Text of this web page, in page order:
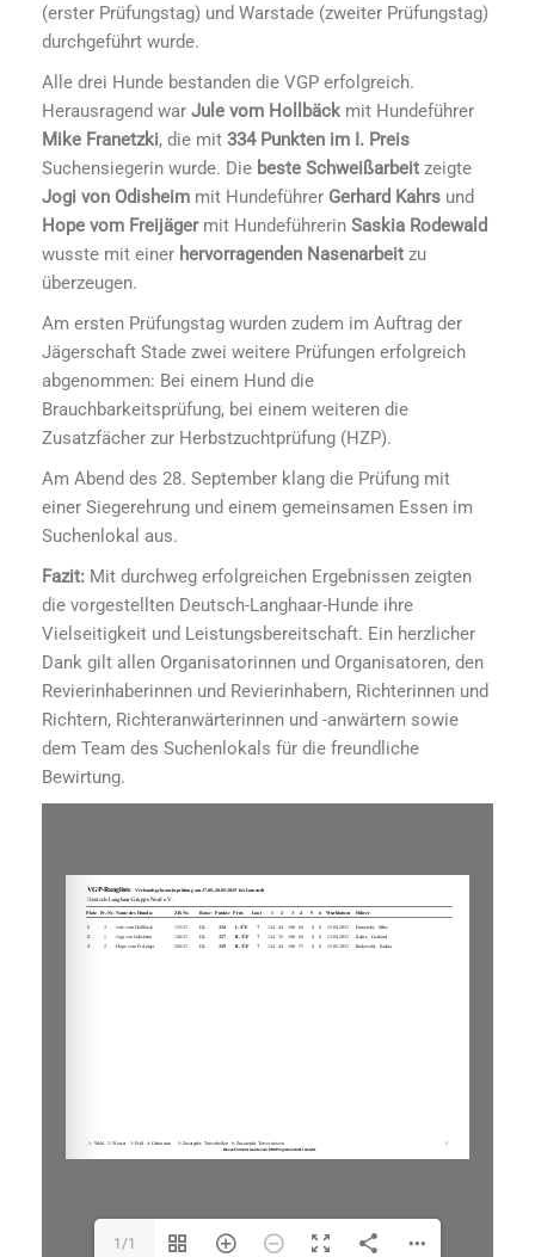
(erster Prüfungstag) und Warstade (zweiter Prüfungstag)
durchgeführt wurde.
Alle drei Hunde bestanden die VGP erfolgreich.
Herausragend war Jule vom Hollbäckmit Hundeführer
Mike Franetzki, die mit 334 Punkten im I. Preis
Suchensiegerin wurde. Die beste Schweißarbeit zeigte
Jogi von Odisheim mit Hundeführer Gerhard Kahrs und
Hope vom Freijägermit Hundeführerin Saskia Rodewald
wusste mit einer hervorragenden Nasenarbeit zu
überzeugen.
Am ersten Prüfungstag wurden zudem im Auftrag der
Jägerschaft Stade zwei weitere Prüfungen erfolgreich
abgenommen: Bei einem Hund die
Brauchbarkeitsprüfung, bei einem weiteren die
Zusatzfächer zur Herbstzuchtprüfung (HZP).
Am Abend des 28. September klang die Prüfung mit
einer Siegerehrung und einem gemeinsamen Essen im
Suchenlokal aus.
Fazit: Mit durchweg erfolgreichen Ergebnissen zeigten
die vorgestellten Deutsch-Langhaar-Hunde ihre
Vielseitigkeit und Leistungsbereitschaft. Ein herzlicher
Dank gilt allen Organisatorinnen und Organisatoren, den
Revierinhaberinnen und Revierinhabern, Richterinnen und
Richtern, Richteranwärterinnen und -anwärtern sowie
dem Team des Suchenlokals für die freundliche
Bewirtung.
1/1